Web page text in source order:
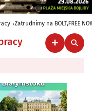
Zatrudnimy na BOLT,FREE